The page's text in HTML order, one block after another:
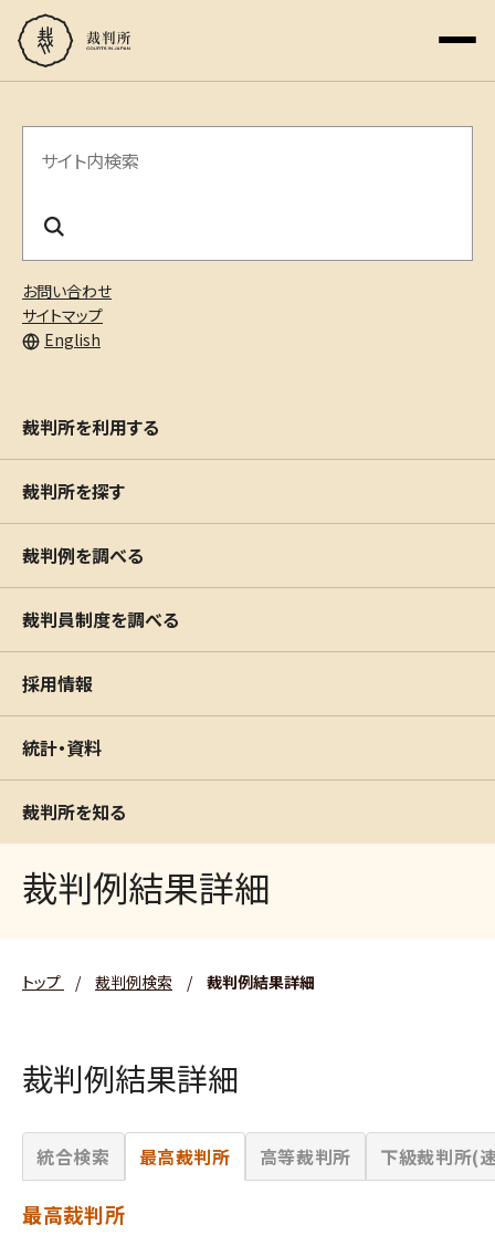
お問い合わせ
サイトマップ
English
サ
内
検
索
裁判所を利用する
裁判所を探す
裁判例を調べる
裁判員制度を調べる
採用情報
統計・資料
裁判所を知る
裁判例結果詳細
トップ / 裁判例検索 / 裁判例結果詳細
裁判例結果詳細
統合検索 最高裁判所 高等裁判所 下級裁判所(
最高裁判所